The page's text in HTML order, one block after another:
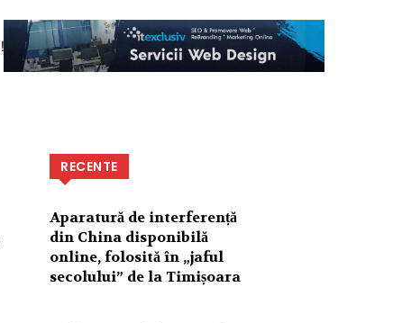
RECENTE
Aparatură de interferență
din China disponibilă
online, folosită în „jaful
secolului” de la Timișoara